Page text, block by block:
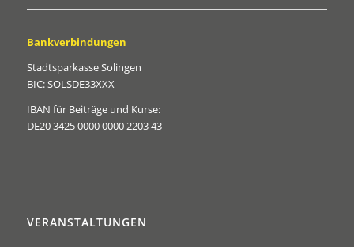
Bankverbindungen
Stadtsparkasse Solingen
BIC: SOLSDE33XXX
IBAN für Beiträge und Kurse:
DE20 3425 0000 0000 2203 43
VERANSTALTUNGEN